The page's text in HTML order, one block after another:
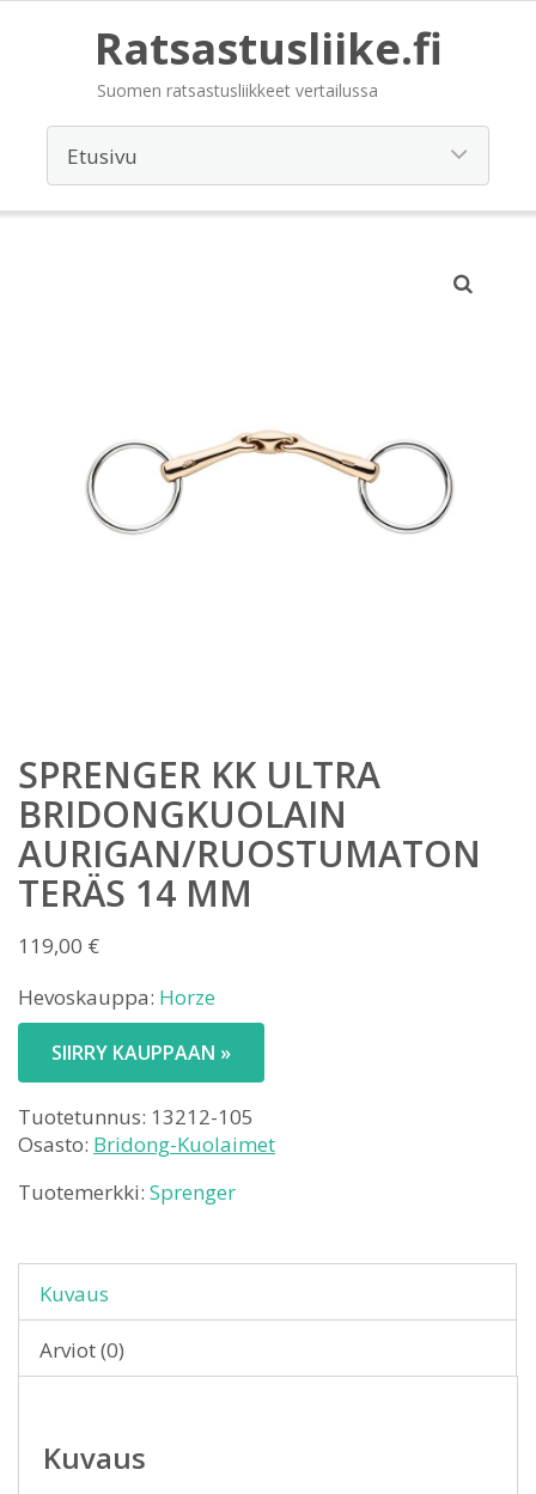
Ratsastusliike.fi
Suomen ratsastusliikkeet vertailussa
SPRENGER KK ULTRA
BRIDONGKUOLAIN
AURIGAN/RUOSTUMATON
TERÄS 14 MM
119,00 €
Hevoskauppa: Horze
SIIRRY KAUPPAAN »
Tuotetunnus: 13212-105
Osasto: Bridong-Kuolaimet
Tuotemerkki: Sprenger
Kuvaus
Arviot (0)
Kuvaus